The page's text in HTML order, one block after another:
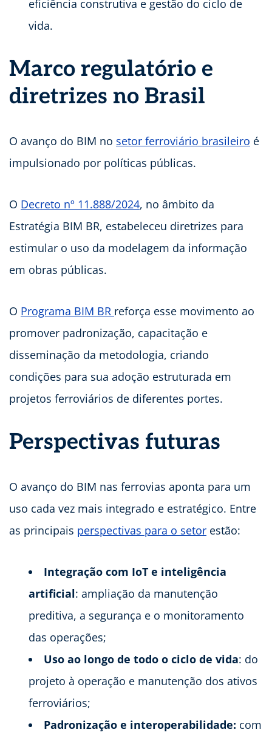
eficiência construtiva e gestão do ciclo de
vida.
Marco regulatório e
diretrizes no Brasil
O avanço do BIM no setor ferroviário brasileiro é
impulsionado por políticas públicas.
O Decreto nº 11.888/2024, no âmbito da
Estratégia BIM BR, estabeleceu diretrizes para
estimular o uso da modelagem da informação
em obras públicas.
O Programa BIM BR reforça esse movimento ao
promover padronização, capacitação e
disseminação da metodologia, criando
condições para sua adoção estruturada em
projetos ferroviários de diferentes portes.
Perspectivas futuras
O avanço do BIM nas ferrovias aponta para um
uso cada vez mais integrado e estratégico. Entre
as principais perspectivas para o setor estão:
Integração com IoT e inteligência
artificial: ampliação da manutenção
preditiva, a segurança e o monitoramento
das operações;
Uso ao longo de todo o ciclo de vida: do
projeto à operação e manutenção dos ativos
ferroviários;
Padronização e interoperabilidade: com